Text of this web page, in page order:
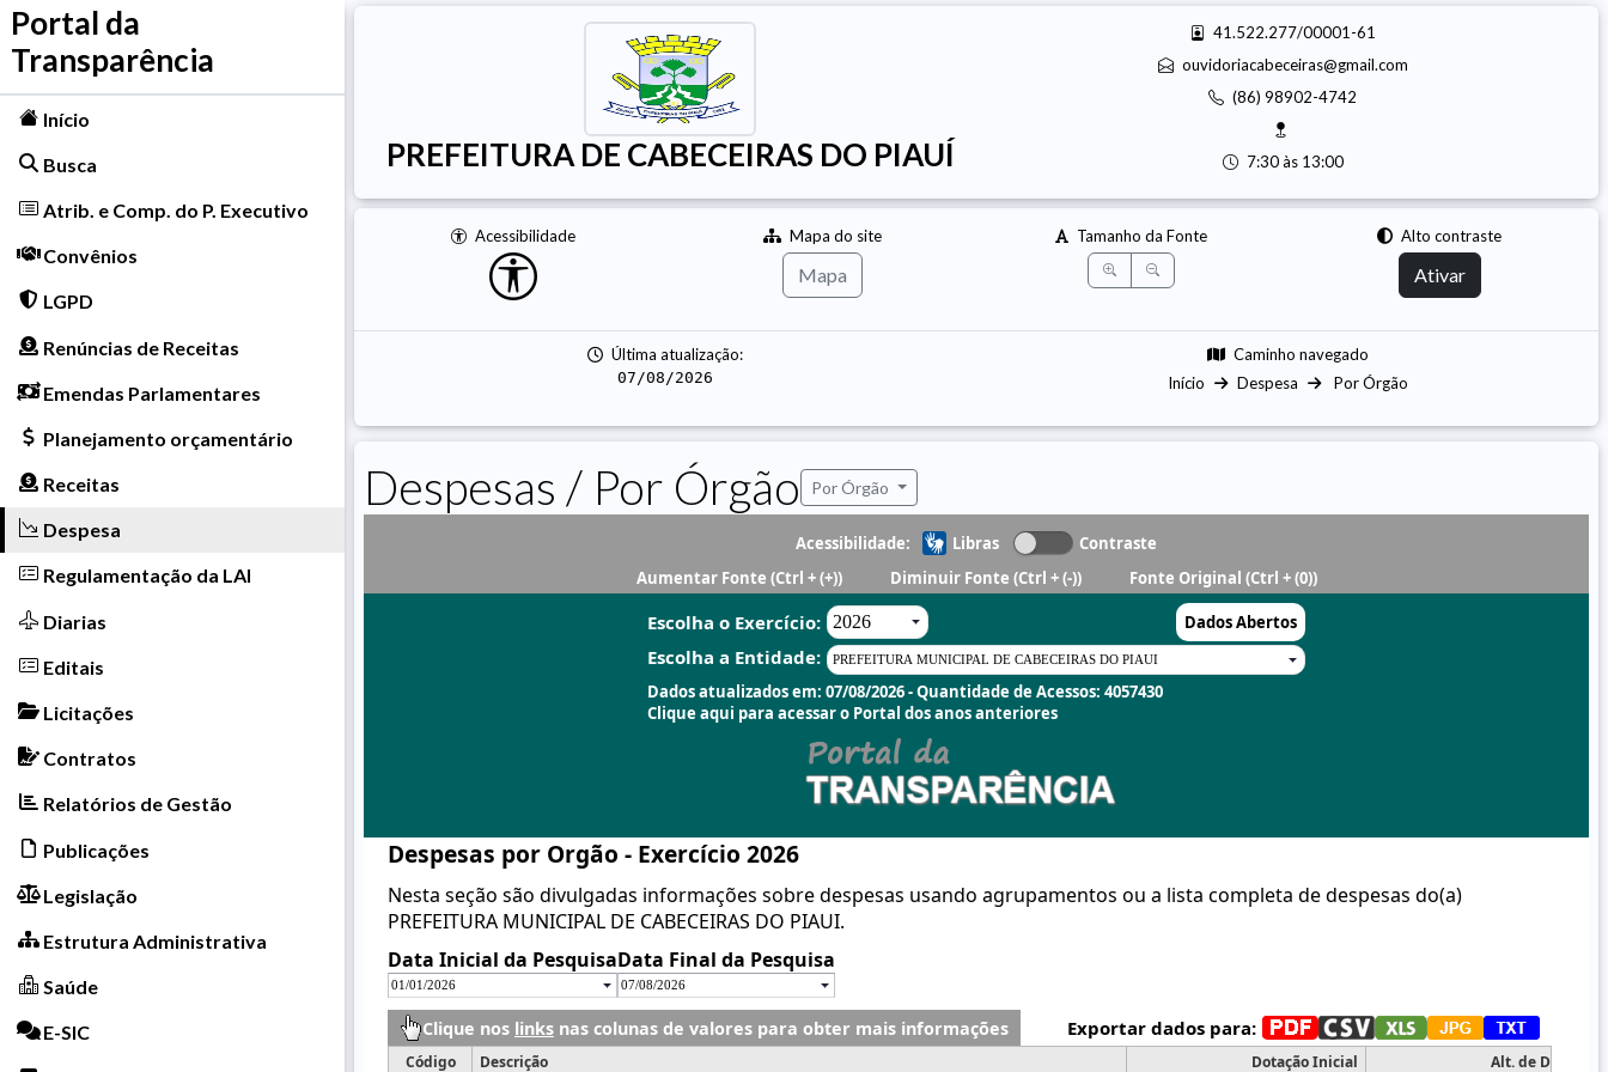
Portal da
Transparência
Início
Busca
Atrib. e Comp. do P. Executivo
Convênios
LGPD
Renúncias de Receitas
Emendas Parlamentares
Planejamento orçamentário
Receitas
Despesa
Regulamentação da LAI
Diarias
Editais
Licitações
Contratos
Relatórios de Gestão
Publicações
Legislação
Estrutura Administrativa
Saúde
E-SIC
PREFEITURA DE CABECEIRAS DO PIAUÍ
41.522.277/00001-61
ouvidoriacabeceiras@gmail.com
(86) 98902-4742
7:30 às 13:00
Acessibilidade Mapa do site
Mapa
Tamanho da Fonte Alto contraste
Ativar
Última atualização:
07/08/2026
Caminho navegado
Início
Despesa Por Órgão
Despesas / Por Órgão Por Órgão